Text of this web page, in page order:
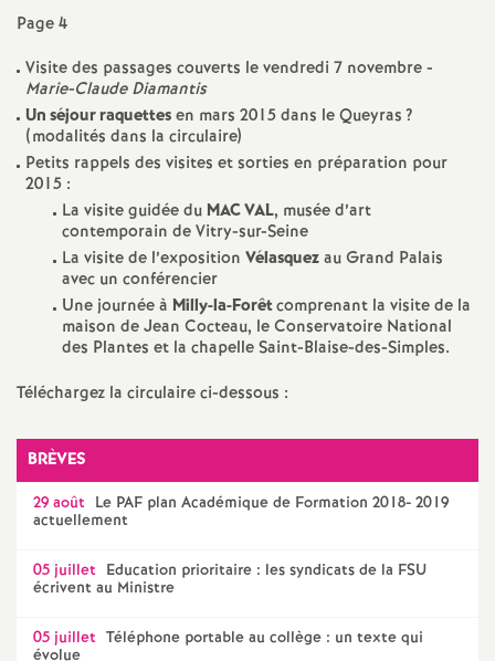
g
n
e
m
e
n
s
d
e
S
Page 4
Visite des passages couverts le vendredi 7 novembre -
Marie-Claude Diamantis
Un séjour raquettesen mars 2015 dans le Queyras?
(modalités dans la circulaire)
Petits rappels des visites et sorties en préparation pour
2015 :
La visite guidée duMACVAL, musée d’art
contemporain de Vitry-sur-Seine
La visite de l’exposition Vélasquezau Grand Palais
avec un conférencier
Une journée à Milly-la-Forêtcomprenant la visite de la
maison de Jean Cocteau, le Conservatoire National
des Plantes et la chapelle Saint-Blaise-des-Simples.
Téléchargez la circulaire ci-dessous :
BRÈVES
29 août Le PAF plan Académique de Formation 2018- 2019
actuellement
05 juillet Education prioritaire : les syndicats de la FSU
écrivent au Ministre
05 juillet Téléphone portable au collège : un texte qui
évolue